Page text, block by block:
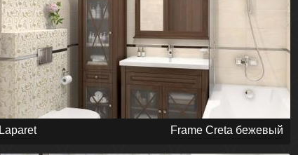
Laparet Frame Creta бежевый